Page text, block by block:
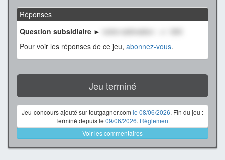
Réponses
Question subsidiaire ►
notre estimation : +/- 300
Pour voir les réponses de ce jeu, abonnez-vous.
Jeu terminé
Jeu-concours ajouté sur toutgagner.com le 08/06/2026. Fin du jeu :
Terminé depuis le 09/06/2026. Règlement
Voir les commentaires